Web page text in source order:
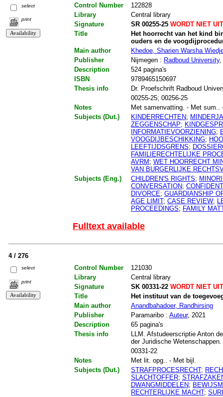
select
print
Control Number
122828
Library
Central library
Signature
SR 00255-25WORDT NIET
Title
Het hoorrecht van het kind
ouders en de
Main author
Khedoe, Sharien Warsha
Publisher
Nijmegen : Radboud University,
Description
524 pagina's
ISBN
9789465150697
Thesis info
Dr. Proefschrift Radboud
00255-25; 00256-25
Notes
Met samenvatting. - Met
Subjects (Dut.)
KINDERRECHTEN;
ZEGGENSCHAP;
INFORMATIEVOORZIENING;
VOOGDIJBESCHIKKING;
LEEFTIJDSGRENS;
FAMILIERECHTELIJKE
AVRM ; WET HOORRECHT
VAN BURGERLIJKE
Subjects (Eng.)
CHILDREN'S RIGHTS;
CONVERSATION;
DIVORCE; GUARDIANSHIP
AGE LIMIT; CASE REVIEW;
PROCEEDINGS; FAMILY
Fulltext available
4 / 276
select
print
Control Number
121030
Library
Central library
Signature
SK 00331-22WORDT NIET
Title
Het instituut van de
Main author
Anandbahadoer, Randhirsing
Publisher
Paramaribo : Auteur, 2021
Description
65 pagina's
Thesis info
LLM. Afstudeerscriptie Anton
der Juridische
00331-22
Notes
Met lit. opg.. - Met bijl.
Subjects (Dut.)
STRAFPROCESRECHT;
SLACHTOFFER;
DWANGMIDDELEN;
RECHTERLIJKE MACHT;